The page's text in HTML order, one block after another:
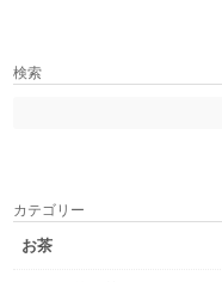
検索
カテゴリー
お茶